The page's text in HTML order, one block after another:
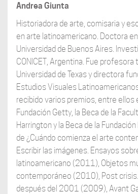
Andrea Giunta
Historiadora de arte, comisaria y
en arte latinoamericano. Doctora
Universidad de Buenos Aires.
CONICET, Argentina. Fue profesora
Universidad de Texas y directora
Estudios Visuales
recibido varios premios, entre ellos
Fundación Getty, la Beca de la
Harrington y la Beca de la
de ¿Cuándo comienza el arte
Escribir las imágenes. Ensayos
latinoamericano (2011), Objetos
contemporáneo (2010), Post
después del 2001 (2009), Avant